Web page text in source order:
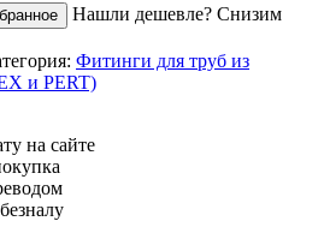
Нашли дешевле? Снизим
Фитинги для труб из
и PERT)
на сайте